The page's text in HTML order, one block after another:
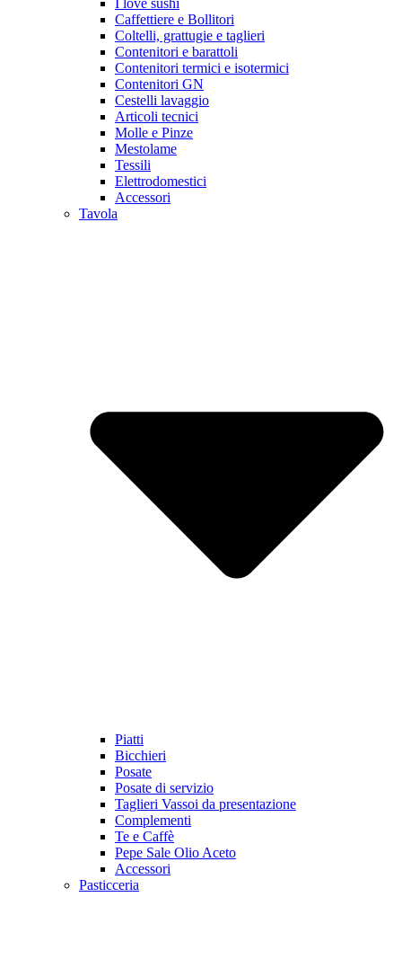
Caffettiere e Bollitori
Coltelli, grattugie e taglieri
Contenitori e barattoli
Contenitori termici e isotermici
Contenitori GN
Cestelli lavaggio
Articoli tecnici
Molle e Pinze
Mestolame
Tessili
Elettrodomestici
Accessori
Tavola
Piatti
Bicchieri
Posate
Posate di servizio
Taglieri Vassoi da presentazione
Complementi
Te e Caffè
Pepe Sale Olio Aceto
Accessori
Pasticceria